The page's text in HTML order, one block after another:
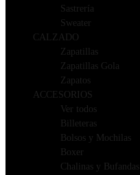
Sastrería
Sweater
CALZADO
Zapatillas
Zapatillas Gola
Zapatos
ACCESORIOS
Ver todos
Billeteras
Bolsos y Mochilas
Boxer
Chalinas y Bufandas